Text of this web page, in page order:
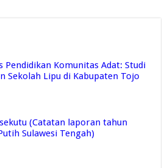
Pendidikan Komunitas Adat: Studi
Sekolah Lipu di Kabupaten Tojo
(Catatan laporan tahun
Sulawesi Tengah)